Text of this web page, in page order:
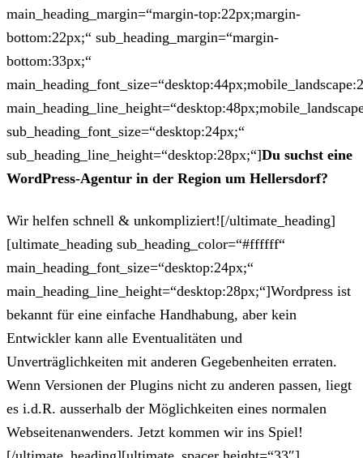
main_heading_margin=“margin-top:22px;margin-
bottom:22px;“ sub_heading_margin=“margin-
bottom:33px;“
sub_heading_font_size=“desktop:24px;“
sub_heading_line_height=“desktop:28px;“]Du suchst eine
WordPress-Agentur in der Region um Hellersdorf?
Wir helfen schnell & unkompliziert![/ultimate_heading]
[ultimate_heading sub_heading_color=“#ffffff“
main_heading_font_size=“desktop:24px;“
main_heading_line_height=“desktop:28px;“]Wordpress ist
bekannt für eine einfache Handhabung, aber kein
Entwickler kann alle Eventualitäten und
Unverträglichkeiten mit anderen Gegebenheiten erraten.
Wenn Versionen der Plugins nicht zu anderen passen, liegt
es i.d.R. ausserhalb der Möglichkeiten eines normalen
Webseitenanwenders. Jetzt kommen wir ins Spiel!